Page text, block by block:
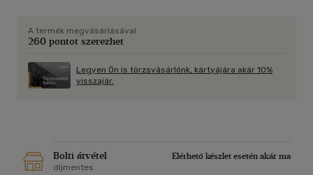
A termék megvásárlásával
260 pontot szerezhet
Legyen Ön is törzsvásárlónk, kártyájára akár 10%
visszajár.
Bolti átvétel
Elérhető készlet esetén akár ma
díjmentes